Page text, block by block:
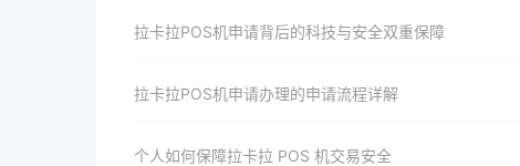
拉卡拉POS机申请背后的科技与安全双重保障
拉卡拉POS机申请办理的申请流程详解
个人如何保障拉卡拉 POS 机交易安全